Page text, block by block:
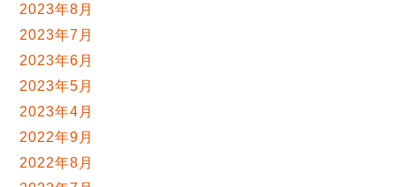
2023年8月
2023年7月
2023年6月
2023年5月
2023年4月
2022年9月
2022年8月